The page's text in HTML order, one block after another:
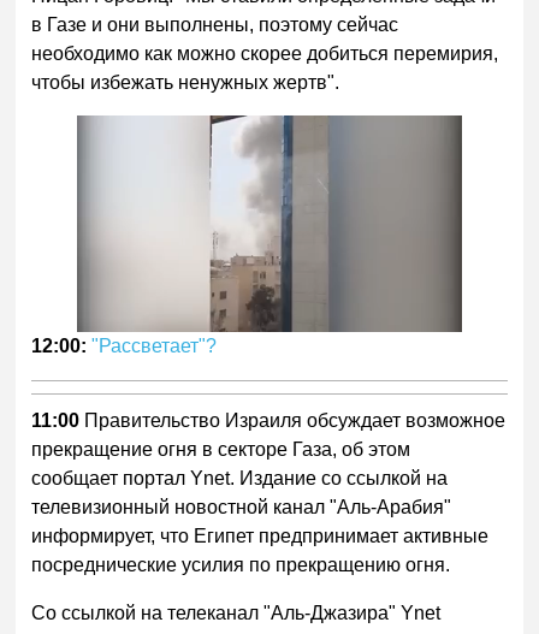
в Газе и они выполнены, поэтому сейчас
необходимо как можно скорее добиться перемирия,
чтобы избежать ненужных жертв".
12:00:"Рассветает"?
11:00 Правительство Израиля обсуждает возможное
прекращение огня в секторе Газа, об этом
сообщает портал Ynet. Издание со ссылкой на
телевизионный новостной канал "Аль-Арабия"
информирует, что Египет предпринимает активные
посреднические усилия по прекращению огня.
Со ссылкой на телеканал "Аль-Джазира" Ynet